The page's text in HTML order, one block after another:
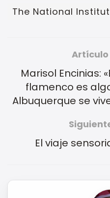
The National
Marisol Encinias:
flamenco es
Albuquerque se
El viaje